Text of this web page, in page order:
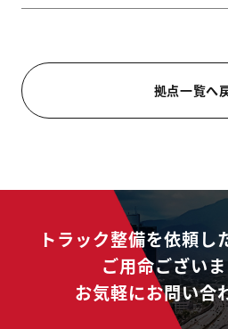
拠点一覧へ
トラック整備を依頼し
ご用命ございま
お気軽にお問い合